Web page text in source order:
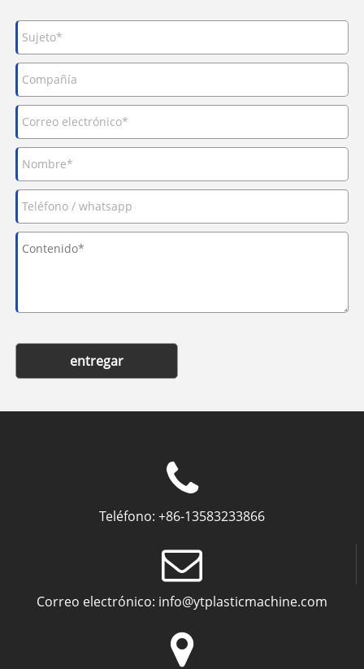
entregar
Teléfono: +86-13583233866
Correo electrónico: info@ytplasticmachine.com